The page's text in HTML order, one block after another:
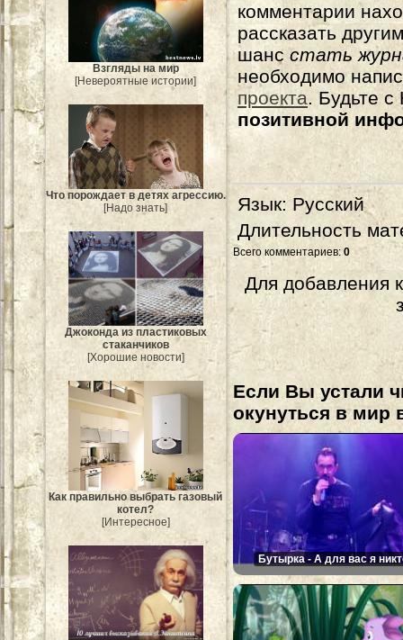
Взгляды на мир
[Невероятные истории]
Что порождает в детях агрессию.
[Надо знать]
Джоконда из пластиковых
стаканчиков
[Хорошие новости]
Как правильно выбрать газовый
котел?
[Интересное]
комментарии
рассказать
шанс стать
необходимо
проекта. Будьте
позитивной
Язык: Русский
Длительность
Всего комментариев: 0
Для добавления
Если Вы устали
окунуться в мир
Бутырка - А для вас я